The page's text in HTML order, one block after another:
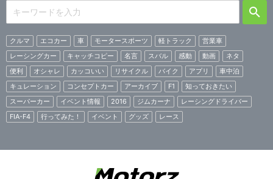
クルマ エコカー 車 モータースポーツ 軽トラック
営業車
レーシングカー
キャッチコピー 名言 スバル 感動 動画
ネタ
便利
オシャレ カッコいい リサイクル バイク アプリ
車中泊
キュレーション
コンセプトカー アーカイブ F1
知っておきたい
スーパーカー
イベント情報 2016 ジムカーナ
レーシングドライバー
FIA-F4
行ってみた！ イベント グッズ レース